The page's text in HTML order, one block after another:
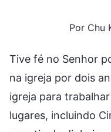
Por Chu
Tive fé no Senhor
na igreja por dois
igreja para
lugares, incluindo